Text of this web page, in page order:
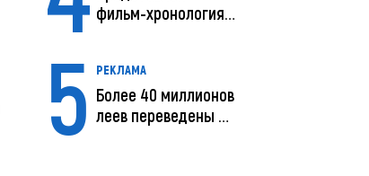
фильм-хронология
5 РЕКЛАМА
Более 40 миллионов
леев переведены с